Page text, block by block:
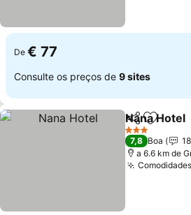
De € 77
Consulte os preços de 9 sites
Partilhar
Nana Hotel
3 Estrelas
7,8 Boa
a 6.6 km de